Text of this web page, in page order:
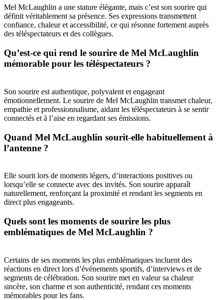
Mel McLaughlin a une stature élégante, mais c’est son sourire qui
définit véritablement sa présence. Ses expressions transmettent
confiance, chaleur et accessibilité, ce qui résonne fortement auprès
des téléspectateurs et des collègues.
Qu’est-ce qui rend le sourire de Mel McLaughlin
mémorable pour les téléspectateurs ?
Son sourire est authentique, polyvalent et engageant
émotionnellement. Le sourire de Mel McLaughlin transmet chaleur,
empathie et professionnalisme, aidant les téléspectateurs à se sentir
connectés et à l’aise en regardant ses émissions.
Quand Mel McLaughlin sourit-elle habituellement à
l’antenne ?
Elle sourit lors de moments légers, d’interactions positives ou
lorsqu’elle se connecte avec des invités. Son sourire apparaît
naturellement, renforçant la proximité et rendant les segments en
direct plus engageants.
Quels sont les moments de sourire les plus
emblématiques de Mel McLaughlin ?
Certains de ses moments les plus emblématiques incluent des
réactions en direct lors d’événements sportifs, d’interviews et de
segments de célébration. Son sourire met en valeur sa chaleur
sincère, son charme et son authenticité, rendant ces moments
mémorables pour les fans.